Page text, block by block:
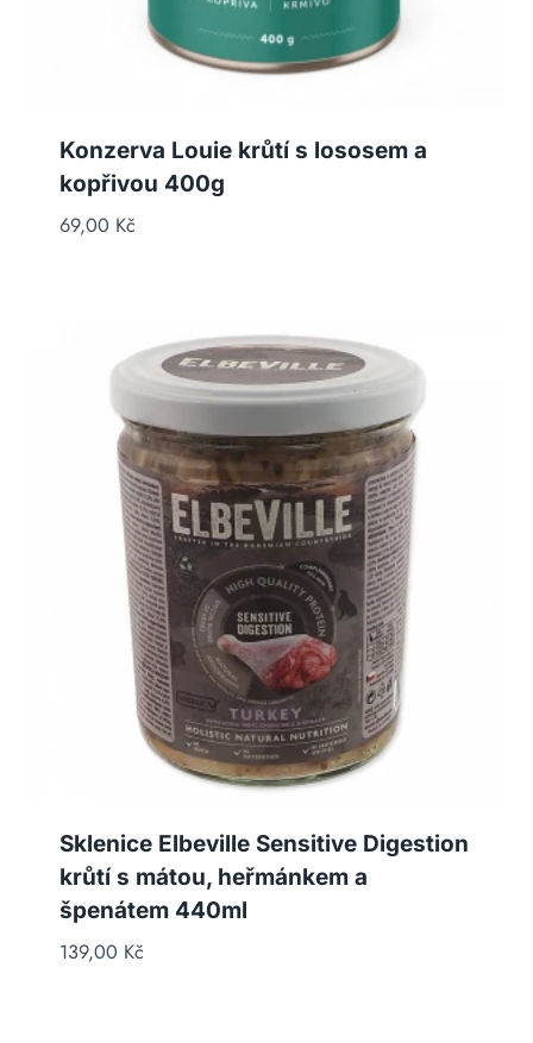
Konzerva Louie krůtí s lososem a
kopřivou 400g
69,00 Kč
Sklenice Elbeville Sensitive Digestion
krůtí s mátou, heřmánkem a
špenátem 440ml
139,00 Kč